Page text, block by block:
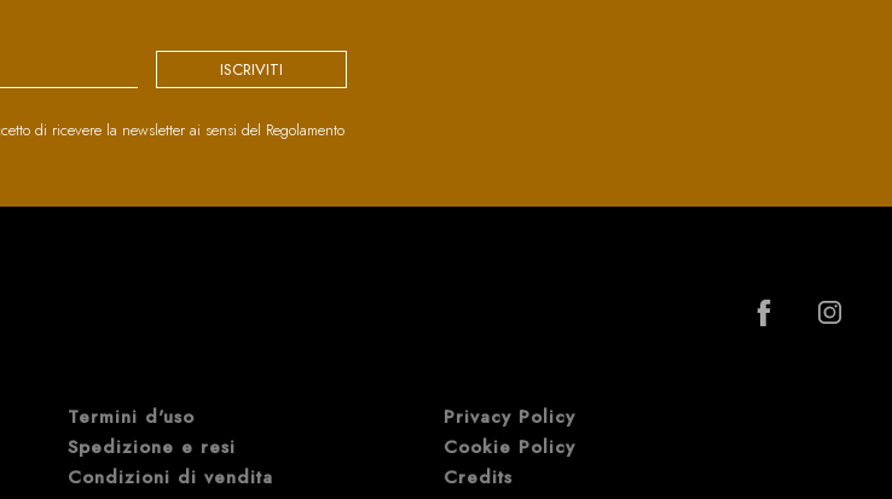
ISCRIVITI
di ricevere la newsletter ai sensi del Regolamento
Termini d'uso
Spedizione e resi
Condizioni di vendita
Privacy Policy
Cookie Policy
Credits